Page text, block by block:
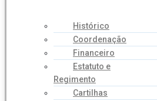
Histórico
Coordenação
Financeiro
Estatuto e
Regimento
Cartilhas